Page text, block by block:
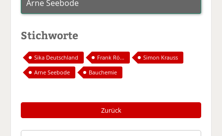
Arne Seebode
Stichworte
Sika Deutschland Frank Rö...
Simon Krauss
Arne Seebode
Bauchemie
Zurück